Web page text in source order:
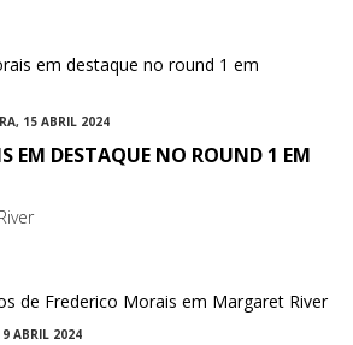
15 ABRIL 2024
EM DESTAQUE NO ROUND 1 EM
ABRIL 2024